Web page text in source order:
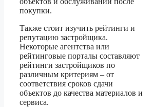
покупки.
Также стоит изучить рейтинги и
репутацию застройщика.
Некоторые агентства или
рейтинговые порталы составляют
рейтинги застройщиков по
различным критериям – от
соответствия сроков сдачи
объектов до качества материалов и
сервиса.